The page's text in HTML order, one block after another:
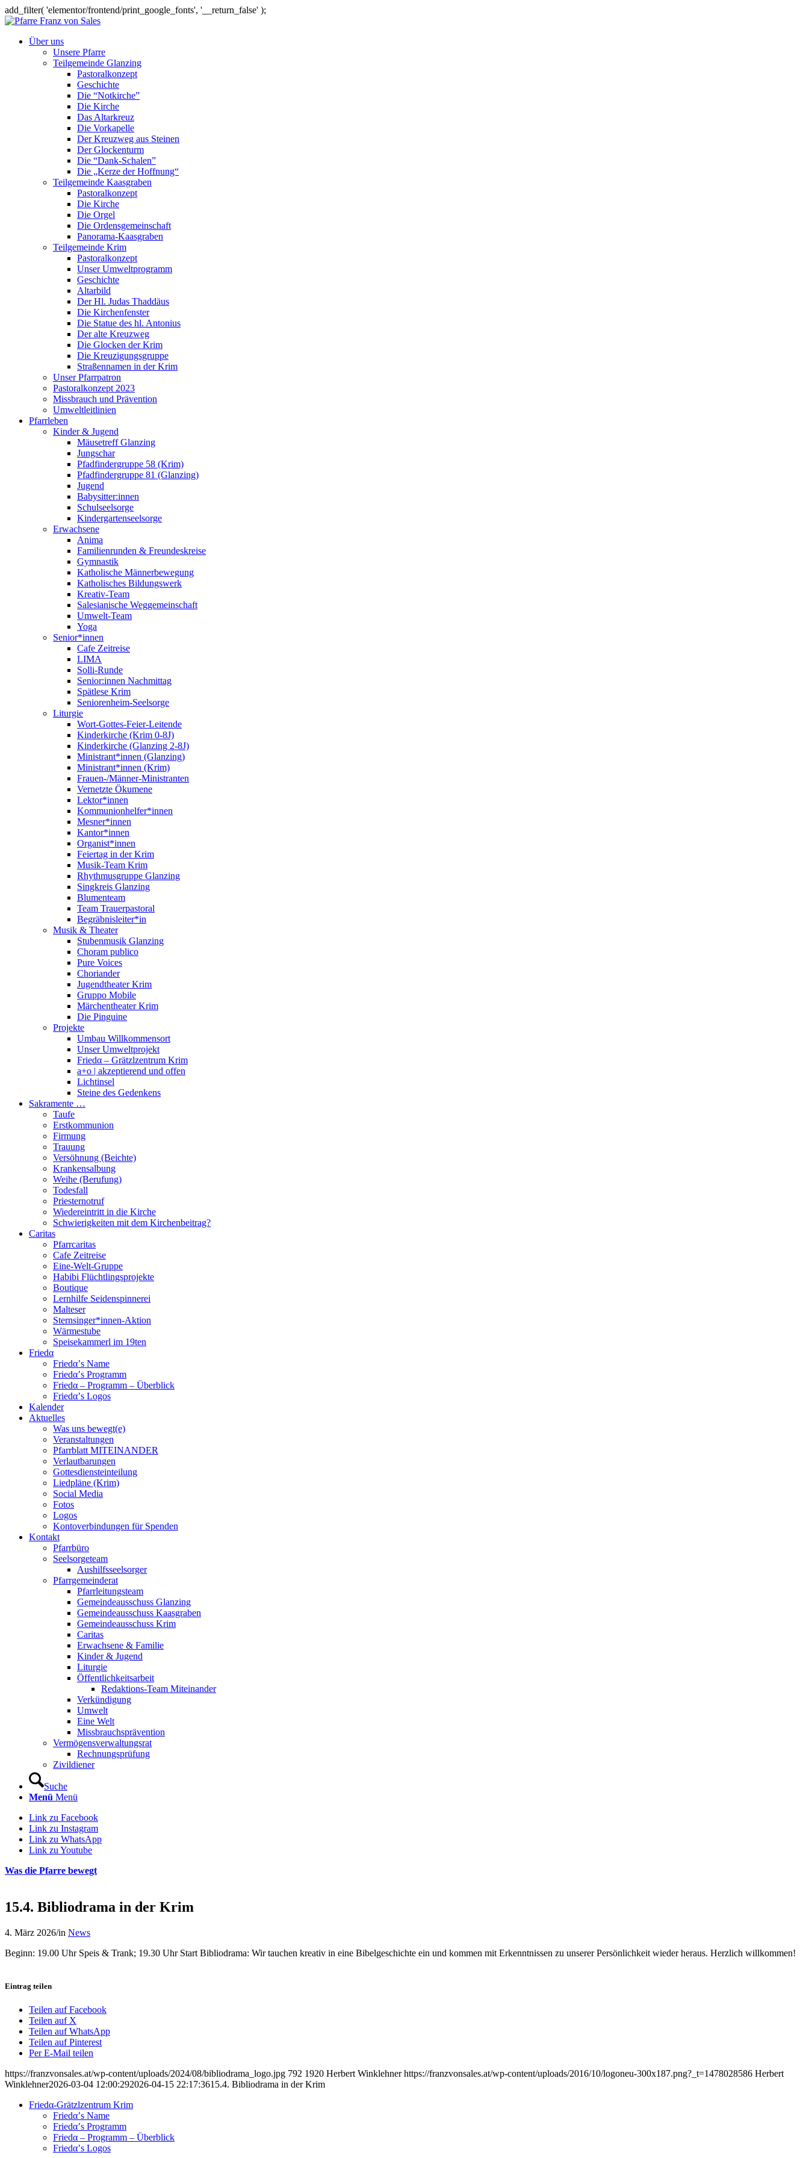
add_filter( 'elementor/frontend/print_google_fonts', '__return_false' );
Über uns
Unsere Pfarre
Teilgemeinde Glanzing
Pastoralkonzept
Geschichte
Die “Notkirche”
Die Kirche
Das Altarkreuz
Die Vorkapelle
Der Kreuzweg aus Steinen
Der Glockenturm
Die “Dank-Schalen”
Die „Kerze der Hoffnung“
Teilgemeinde Kaasgraben
Pastoralkonzept
Die Kirche
Die Orgel
Die Ordensgemeinschaft
Panorama-Kaasgraben
Teilgemeinde Krim
Pastoralkonzept
Unser Umweltprogramm
Geschichte
Altarbild
Der Hl. Judas Thaddäus
Die Kirchenfenster
Die Statue des hl. Antonius
Der alte Kreuzweg
Die Glocken der Krim
Die Kreuzigungsgruppe
Straßennamen in der Krim
Unser Pfarrpatron
Pastoralkonzept 2023
Missbrauch und Prävention
Umweltleitlinien
Pfarrleben
Kinder & Jugend
Mäusetreff Glanzing
Jungschar
Pfadfindergruppe 58 (Krim)
Pfadfindergruppe 81 (Glanzing)
Jugend
Babysitter:innen
Schulseelsorge
Kindergartenseelsorge
Erwachsene
Anima
Familienrunden & Freundeskreise
Gymnastik
Katholische Männerbewegung
Katholisches Bildungswerk
Kreativ-Team
Salesianische Weggemeinschaft
Umwelt-Team
Yoga
Senior*innen
Cafe Zeitreise
LIMA
Solli-Runde
Senior:innen Nachmittag
Spätlese Krim
Seniorenheim-Seelsorge
Liturgie
Wort-Gottes-Feier-Leitende
Kinderkirche (Krim 0-8J)
Kinderkirche (Glanzing 2-8J)
Ministrant*innen (Glanzing)
Ministrant*innen (Krim)
Frauen-/Männer-Ministranten
Vernetzte Ökumene
Lektor*innen
Kommunionhelfer*innen
Mesner*innen
Kantor*innen
Organist*innen
Feiertag in der Krim
Musik-Team Krim
Rhythmusgruppe Glanzing
Singkreis Glanzing
Blumenteam
Team Trauerpastoral
Begräbnisleiter*in
Musik & Theater
Stubenmusik Glanzing
Choram publico
Pure Voices
Choriander
Jugendtheater Krim
Gruppo Mobile
Märchentheater Krim
Die Pinguine
Projekte
Umbau Willkommensort
Unser Umweltprojekt
Friedα – Grätzlzentrum Krim
a+o | akzeptierend und offen
Lichtinsel
Steine des Gedenkens
Sakramente …
Taufe
Erstkommunion
Firmung
Trauung
Versöhnung (Beichte)
Krankensalbung
Weihe (Berufung)
Todesfall
Priesternotruf
Wiedereintritt in die Kirche
Schwierigkeiten mit dem Kirchenbeitrag?
Caritas
Pfarrcaritas
Cafe Zeitreise
Eine-Welt-Gruppe
Habibi Flüchtlingsprojekte
Boutique
Lernhilfe Seidenspinnerei
Malteser
Sternsinger*innen-Aktion
Wärmestube
Speisekammerl im 19ten
Friedα
Friedα’s Name
Friedα’s Programm
Friedα – Programm – Überblick
Friedα’s Logos
Kalender
Aktuelles
Was uns bewegt(e)
Veranstaltungen
Pfarrblatt MITEINANDER
Verlautbarungen
Gottesdiensteinteilung
Liedpläne (Krim)
Social Media
Fotos
Logos
Kontoverbindungen für Spenden
Kontakt
Pfarrbüro
Seelsorgeteam
Aushilfsseelsorger
Pfarrgemeinderat
Pfarrleitungsteam
Gemeindeausschuss Glanzing
Gemeindeausschuss Kaasgraben
Gemeindeausschuss Krim
Caritas
Erwachsene & Familie
Kinder & Jugend
Liturgie
Öffentlichkeitsarbeit
Redaktions-Team Miteinander
Verkündigung
Umwelt
Eine Welt
Missbrauchsprävention
Vermögensverwaltungsrat
Rechnungsprüfung
Zivildiener
Suche
Menü Menü
Link zu Facebook
Link zu Instagram
Link zu WhatsApp
Link zu Youtube
Was die Pfarre bewegt
15.4. Bibliodrama in der Krim
4. März 2026/in News
Beginn: 19.00 Uhr Speis & Trank; 19.30 Uhr Start Bibliodrama: Wir tauchen kreativ in eine Bibelgeschichte ein und kommen mit Erkenntnissen zu unserer Persönlichkeit wieder heraus. Herzlich willkommen!
Eintrag teilen
Teilen auf Facebook
Teilen auf X
Teilen auf WhatsApp
Teilen auf Pinterest
Per E-Mail teilen
https://franzvonsales.at/wp-content/uploads/2024/08/bibliodrama_logo.jpg 792 1920 Herbert Winklehner https://franzvonsales.at/wp-content/uploads/2016/10/logoneu-300x187.png?_t=1478028586 Herbert
Winklehner2026-03-04 12:00:292026-04-15 22:17:3615.4. Bibliodrama in der Krim
Friedα-Grätzlzentrum Krim
Friedα’s Name
Friedα’s Programm
Friedα – Programm – Überblick
Friedα’s Logos